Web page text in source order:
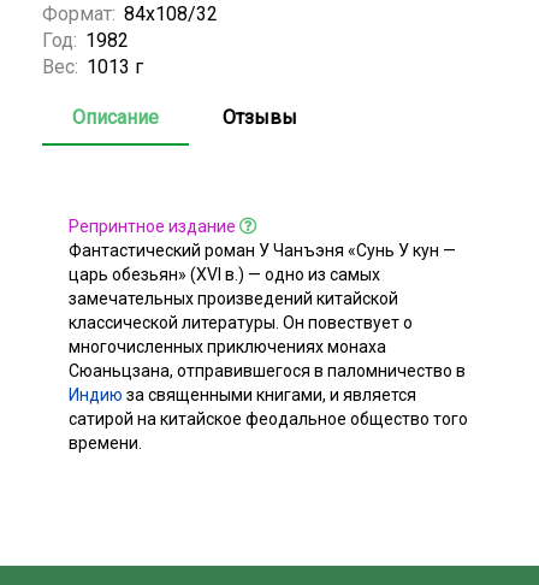
Формат: 84х108/32
Год: 1982
Вес: 1013 г
Описание Отзывы
Репринтное издание
Фантастический роман У Чанъэня «Сунь У кун —
царь обезьян» (XVI в.) — одно из самых
замечательных произведений китайской
классической литературы. Он повествует о
многочисленных приключениях монаха
Сюаньцзана, отправившегося в паломничество в
Индию за священными книгами, и является
сатирой на китайское феодальное общество того
времени.